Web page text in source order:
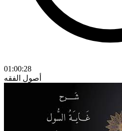
01:00:28
أصول الفقه